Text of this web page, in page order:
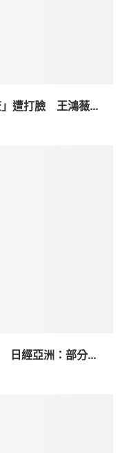
」遭打臉 王鴻薇...
日經亞洲：部分...